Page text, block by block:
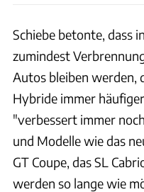
Schiebe betonte, dass
zumindest
Autos bleiben werden,
Hybride immer
"verbessert immer
und Modelle wie das
GT Coupe, das SL
werden so lange wie